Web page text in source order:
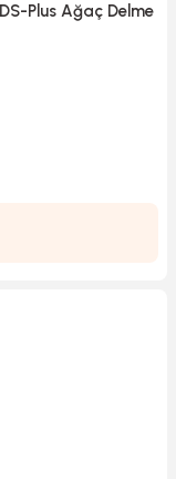
Plus Ağaç Delme